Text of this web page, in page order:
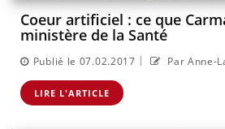
Coeur artificiel : ce que
ministère de la Santé
Publié le 07.02.2017 | Par Anne-
LIRE L'ARTICLE